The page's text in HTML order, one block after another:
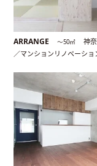
ARRANGE 〜50㎡
神
／マンションリノベーショ